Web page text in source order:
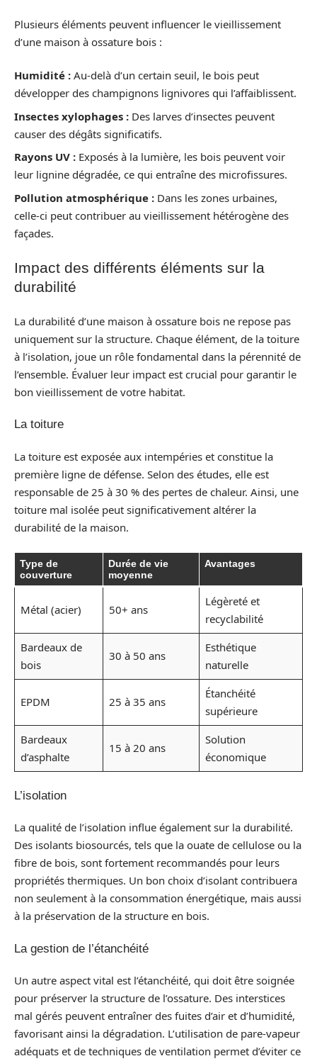
Plusieurs éléments peuvent influencer le vieillissement
d’une maison à ossature bois :
Humidité : Au-delà d’un certain seuil, le bois peut
développer des champignons lignivores qui l’affaiblissent.
Insectes xylophages : Des larves d’insectes peuvent
causer des dégâts significatifs.
Rayons UV : Exposés à la lumière, les bois peuvent voir
leur lignine dégradée, ce qui entraîne des microfissures.
Pollution atmosphérique : Dans les zones urbaines,
celle-ci peut contribuer au vieillissement hétérogène des
façades.
Impact des différents éléments sur la
durabilité
La durabilité d’une maison à ossature bois ne repose pas
uniquement sur la structure. Chaque élément, de la toiture
à l’isolation, joue un rôle fondamental dans la pérennité de
l’ensemble. Évaluer leur impact est crucial pour garantir le
bon vieillissement de votre habitat.
La toiture
La toiture est exposée aux intempéries et constitue la
première ligne de défense. Selon des études, elle est
responsable de 25 à 30 % des pertes de chaleur. Ainsi, une
toiture mal isolée peut significativement altérer la
durabilité de la maison.
Type de
couverture
Durée de vie
moyenne
Avantages
Métal (acier) 50+ ans
Légèreté et
recyclabilité
Bardeaux de
bois
30 à 50 ans
Esthétique
naturelle
EPDM 25 à 35 ans
Étanchéité
supérieure
Bardeaux
d’asphalte
15 à 20 ans
Solution
économique
L’isolation
La qualité de l’isolation influe également sur la durabilité.
Des isolants biosourcés, tels que la ouate de cellulose ou la
fibre de bois, sont fortement recommandés pour leurs
propriétés thermiques. Un bon choix d’isolant contribuera
non seulement à la consommation énergétique, mais aussi
à la préservation de la structure en bois.
La gestion de l’étanchéité
Un autre aspect vital est l’étanchéité, qui doit être soignée
pour préserver la structure de l’ossature. Des interstices
mal gérés peuvent entraîner des fuites d’air et d’humidité,
favorisant ainsi la dégradation. L’utilisation de pare-vapeur
adéquats et de techniques de ventilation permet d’éviter ce